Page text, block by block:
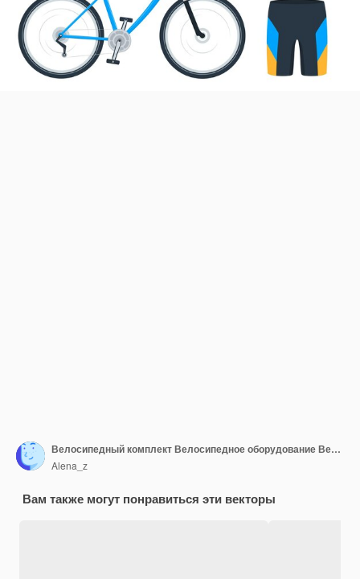
Велосипедный комплект Велосипедное оборудование Велосипедная снаряжение Спортивная одежда для велосипедистов
Alena_z
Вам также могут понравиться эти векторы